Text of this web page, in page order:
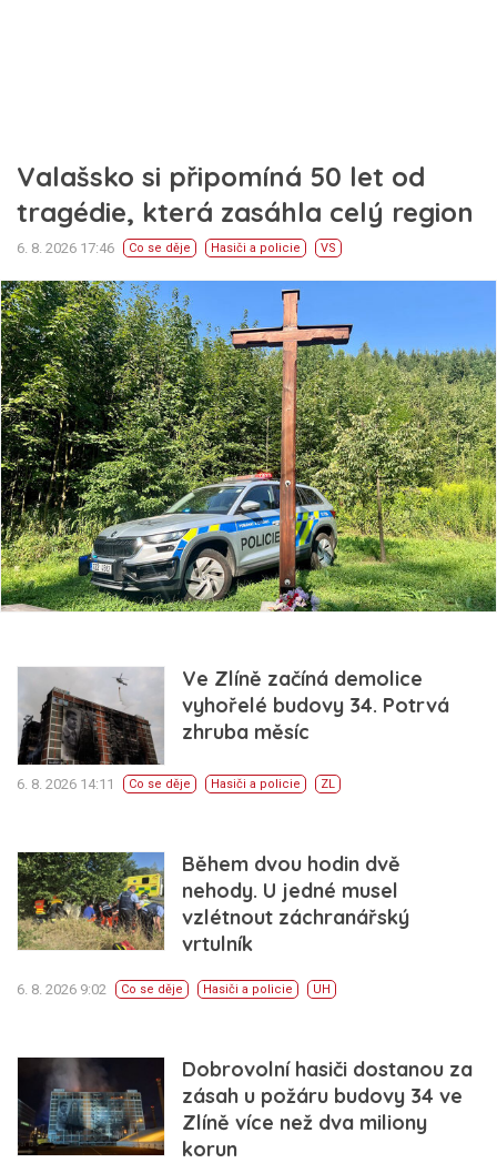
Valašsko si připomíná 50 let od
tragédie, která zasáhla celý region
6. 8. 2026 17:46 Co se děje Hasiči a policie VS
Ve Zlíně začíná demolice
vyhořelé budovy 34. Potrvá
zhruba měsíc
6. 8. 2026 14:11 Co se děje Hasiči a policie ZL
Během dvou hodin dvě
nehody. U jedné musel
vzlétnout záchranářský
vrtulník
6. 8. 2026 9:02 Co se děje Hasiči a policie UH
Dobrovolní hasiči dostanou za
zásah u požáru budovy 34 ve
Zlíně více než dva miliony
korun